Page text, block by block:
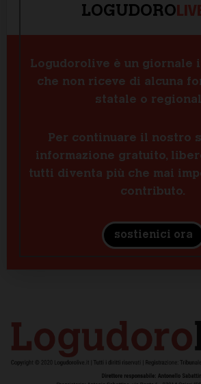
LOGUDORO
Logudorolive è un giornale
che non riceve di alcuna
statale o
Per continuare il nostro
informazione gratuito,
tutti diventa più che mai
contributo.
sostienici ora